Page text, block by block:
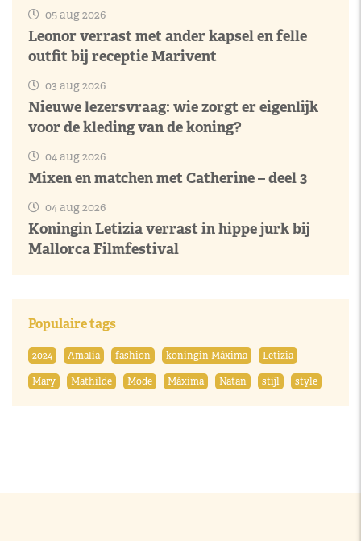
05 aug 2026
Leonor verrast met ander kapsel en felle
outfit bij receptie Marivent
03 aug 2026
Nieuwe lezersvraag: wie zorgt er eigenlijk
voor de kleding van de koning?
04 aug 2026
Mixen en matchen met Catherine – deel 3
04 aug 2026
Koningin Letizia verrast in hippe jurk bij
Mallorca Filmfestival
Populaire tags
2024 Amalia fashion koningin Máxima
Letizia
Mary
Mathilde Mode Máxima Natan stijl style